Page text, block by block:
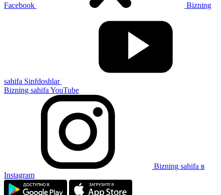
Facebook Bizning
sahifa Sinfdoshlar
Bizning sahifa YouTube
Bizning sahifa в
Instagram